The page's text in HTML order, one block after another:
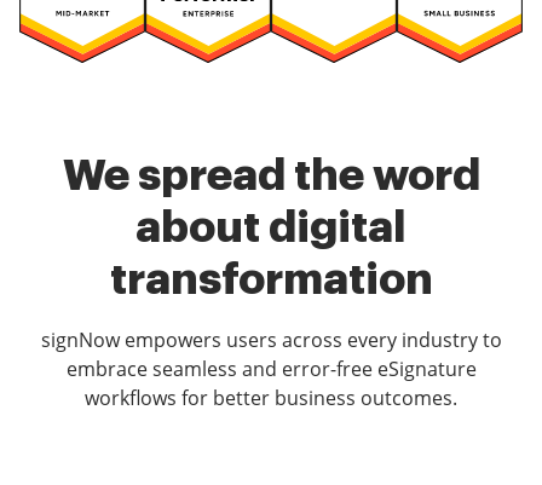
We spread the word
about digital
transformation
signNow empowers users across every industry to
embrace seamless and error-free eSignature
workflows for better business outcomes.